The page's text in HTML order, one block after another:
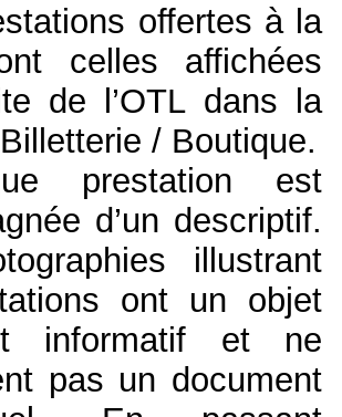
offertes à la
celles affichées
de l’OTL dans la
/ Boutique.
prestation est
d’un descriptif.
illustrant
ont un objet
informatif et ne
pas un document